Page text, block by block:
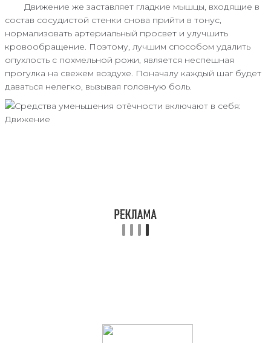
Движение же заставляет гладкие мышцы, входящие в
состав сосудистой стенки снова прийти в тонус,
нормализовать артериальный просвет и улучшить
кровообращение. Поэтому, лучшим способом удалить
опухлость с похмельной рожи, является неспешная
прогулка на свежем воздухе. Поначалу каждый шаг будет
даваться нелегко, вызывая головную боль.